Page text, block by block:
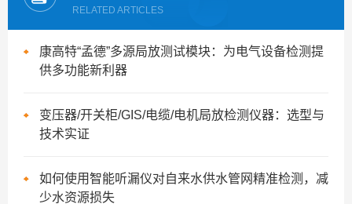
RELATED ARTICLES
康高特“孟德”多源局放测试模块：为电气设备检测提
供多功能新利器
变压器/开关柜/GIS/电缆/电机局放检测仪器：选型与
技术实证
如何使用智能听漏仪对自来水供水管网精准检测，减
少水资源损失